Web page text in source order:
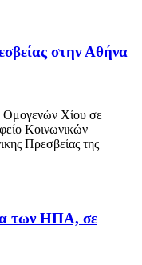
στην Αθήνα
Χίου σε
Κοινωνικών
Πρεσβείας της
των ΗΠΑ, σε